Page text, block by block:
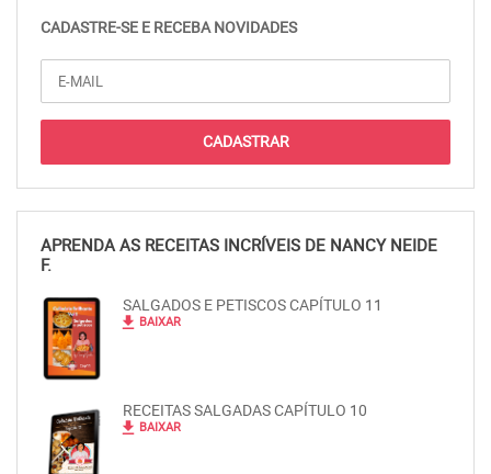
CADASTRE-SE E RECEBA NOVIDADES
APRENDA AS RECEITAS INCRÍVEIS DE NANCY NEIDE
F.
SALGADOS E PETISCOS CAPÍTULO 11
file_download BAIXAR
RECEITAS SALGADAS CAPÍTULO 10
file_download BAIXAR